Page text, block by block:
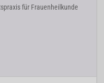
für Frauenheilkunde